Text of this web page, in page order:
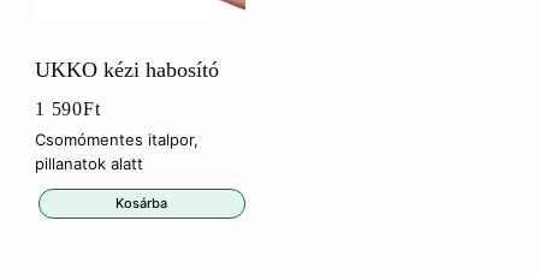
UKKO kézi habosító
1 590Ft
Csomómentes italpor,
pillanatok alatt
Kosárba